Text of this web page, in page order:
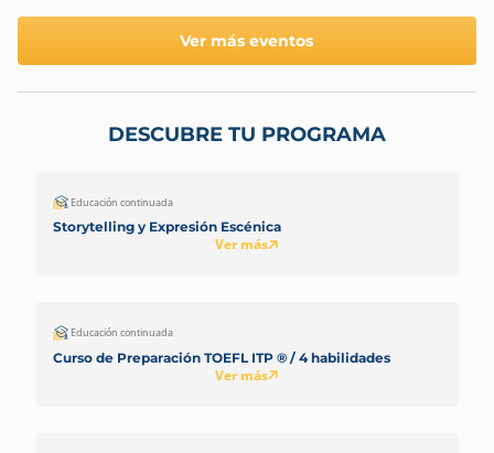
Ver más eventos
DESCUBRE TU PROGRAMA
Educación continuada
Storytelling y Expresión Escénica
Ver más
Educación continuada
Curso de Preparación TOEFL ITP ® / 4 habilidades
Ver más